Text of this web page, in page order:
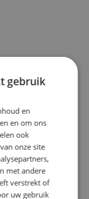
gebruik
en
en om ons
ook
onze site
met andere
verstrekt of
uw gebruik